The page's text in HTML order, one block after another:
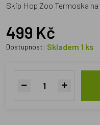
Skip Hop Zoo Termoska
499 Kč
Dostupnost: Skladem 1 ks